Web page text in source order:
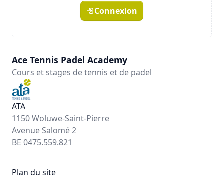
Connexion
Ace Tennis Padel Academy
Cours et stages de tennis et de padel
ATA
1150 Woluwe-Saint-Pierre
Avenue Salomé 2
BE 0475.559.821
Plan du site